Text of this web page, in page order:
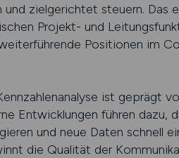
und zielgerichtet steuern.
Projekt- und
Positionen im
ist geprägt
Entwicklungen führen dazu,
und neue Daten schnell
die Qualität der